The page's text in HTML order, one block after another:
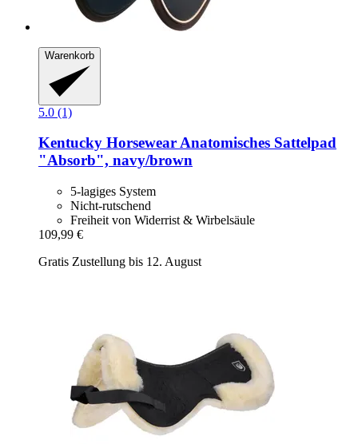
Warenkorb
5.0 (1)
Kentucky HorsewearAnatomisches Sattelpad
"Absorb", navy/brown
5-lagiges System
Nicht-rutschend
Freiheit von Widerrist & Wirbelsäule
109,99 €
Gratis Zustellung bis 12. August